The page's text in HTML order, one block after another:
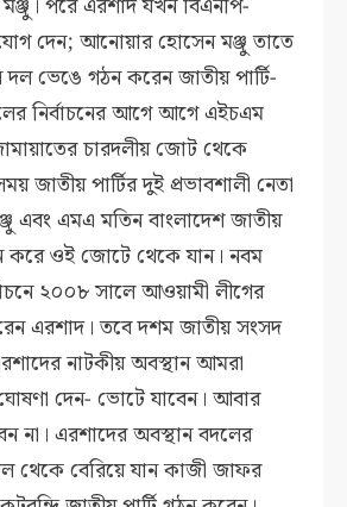
পরে এরশাদ যখন বিএনপি-
দেন; আনোয়ার হোসেন মঞ্জু তাতে
দল ভেঙে গঠন করেন জাতীয় পার্টি-
নির্বাচনের আগে আগে এইচএম
চারদলীয় জোট থেকে
জাতীয় পার্টির দুই প্রভাবশালী নেতা
এবং এমএ মতিন বাংলাদেশ জাতীয়
করে ওই জোটে থেকে যান। নবম
২০০৮ সালে আওয়ামী লীগের
এরশাদ। তবে দশম জাতীয় সংসদ
নাটকীয় অবস্থান আমরা
দেন- ভোটে যাবেন। আবার
না। এরশাদের অবস্থান বদলের
থেকে বেরিয়ে যান কাজী জাফর